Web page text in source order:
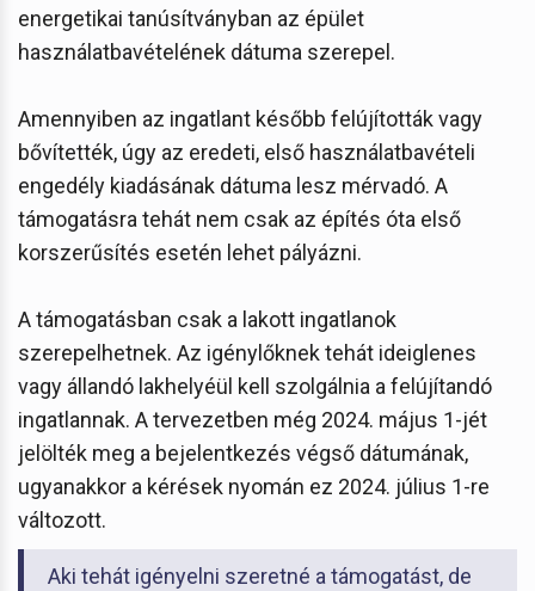
energetikai tanúsítványban az épület
használatbavételének dátuma szerepel.
Amennyiben az ingatlant később felújították vagy
bővítették, úgy az eredeti, első használatbavételi
engedély kiadásának dátuma lesz mérvadó. A
támogatásra tehát nem csak az építés óta első
korszerűsítés esetén lehet pályázni.
A támogatásban csak a lakott ingatlanok
szerepelhetnek. Az igénylőknek tehát ideiglenes
vagy állandó lakhelyéül kell szolgálnia a felújítandó
ingatlannak. A tervezetben még 2024. május 1-jét
jelölték meg a bejelentkezés végső dátumának,
ugyanakkor a kérések nyomán ez 2024. július 1-re
változott.
Aki tehát igényelni szeretné a támogatást, de